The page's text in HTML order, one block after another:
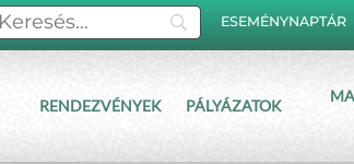
ESEMÉNYNAPTÁR
RENDEZVÉNYEK PÁLYÁZATOK